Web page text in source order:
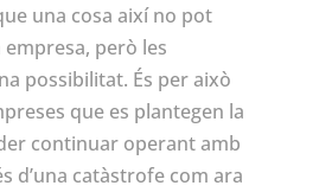
una cosa així no pot
però les
possibilitat. És per això
que es plantegen la
continuar operant amb
d’una catàstrofe com ara